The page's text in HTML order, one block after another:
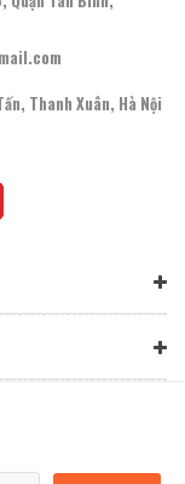
Thanh Xuân, Hà Nội